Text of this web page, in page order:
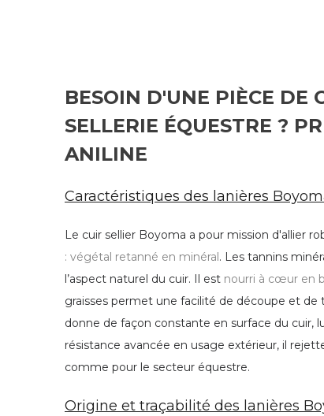
BESOIN D'UNE PIÈCE DE
SELLERIE ÉQUESTRE ?
ANILINE
Caractéristiques des lanières
Le cuir sellier Boyoma a pour mission d'allier
: végétal retanné en minéral. Les tannins
l’aspect naturel du cuir. Il est nourri à cœur en
graisses permet une facilité de découpe et de
donne de façon constante en surface du cuir,
résistance avancée en usage extérieur, il
comme pour le secteur équestre.
Origine et traçabilité des lanières